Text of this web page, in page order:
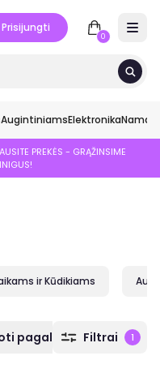
Prisijungti
0
AugintiniamsElektronikaNamai
PREKĖS - GRĄŽINSIME
ir Kūdikiams
pagal Filtrai 1